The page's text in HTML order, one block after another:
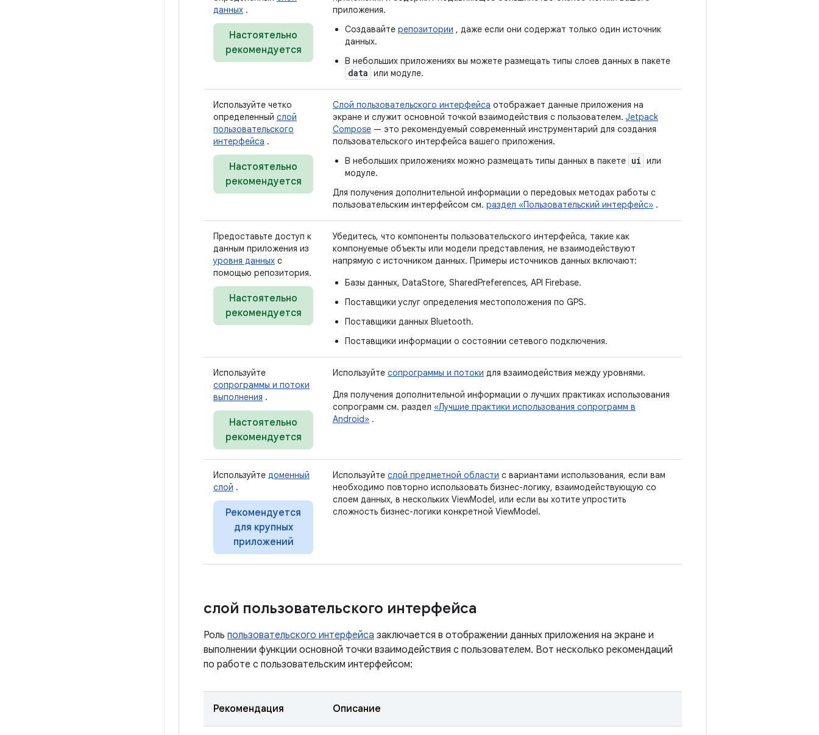
данных .
Настоятельно
рекомендуется
приложения.
Создавайте репозитории , даже если они содержат только один источник
данных.
В небольших приложениях вы можете размещать типы слоев данных в пакете
data или модуле.
Используйте четко
определенный слой
пользовательского
интерфейса .
Настоятельно
рекомендуется
Слой пользовательского интерфейса отображает данные приложения на
экране и служит основной точкой взаимодействия с пользователем. Jetpack
Compose — это рекомендуемый современный инструментарий для создания
пользовательского интерфейса вашего приложения.
В небольших приложениях можно размещать типы данных в пакете ui или
модуле.
Для получения дополнительной информации о передовых методах работы с
пользовательским интерфейсом см. раздел «Пользовательский интерфейс» .
Предоставьте доступ к
данным приложения из
уровня данных с
помощью репозитория.
Настоятельно
рекомендуется
Убедитесь, что компоненты пользовательского интерфейса, такие как
компонуемые объекты или модели представления, не взаимодействуют
напрямую с источником данных. Примеры источников данных включают:
Базы данных, DataStore, SharedPreferences, API Firebase.
Поставщики услуг определения местоположения по GPS.
Поставщики данных Bluetooth.
Поставщики информации о состоянии сетевого подключения.
Используйте
сопрограммы и потоки
выполнения .
Настоятельно
рекомендуется
Используйте сопрограммы и потоки для взаимодействия между уровнями.
Для получения дополнительной информации о лучших практиках использования
сопрограмм см. раздел «Лучшие практики использования сопрограмм в
Android» .
Используйте доменный
слой .
Рекомендуется
для крупных
приложений
Используйте слой предметной области с вариантами использования, если вам
необходимо повторно использовать бизнес-логику, взаимодействующую со
слоем данных, в нескольких ViewModel, или если вы хотите упростить
сложность бизнес-логики конкретной ViewModel.
слой пользовательского интерфейса
Роль пользовательского интерфейса заключается в отображении данных приложения на экране и
выполнении функции основной точки взаимодействия с пользователем. Вот несколько рекомендаций
по работе с пользовательским интерфейсом:
Рекомендация Описание